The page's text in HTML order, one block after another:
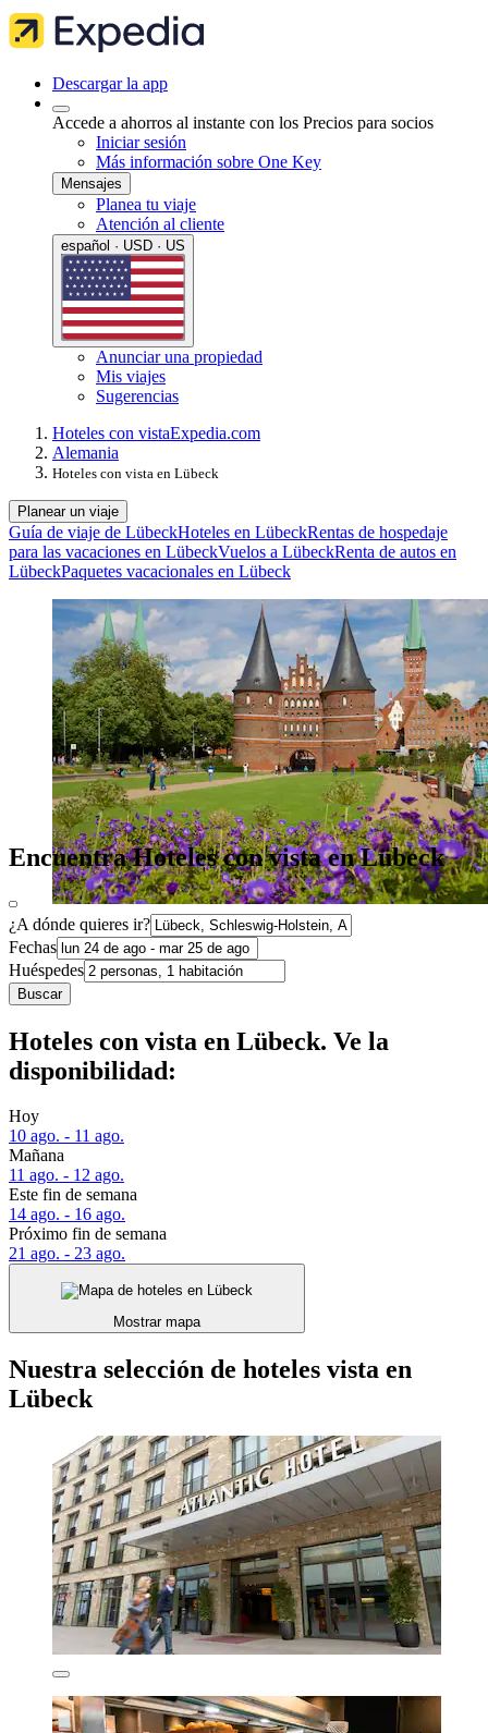
Descargar la app
Accede a ahorros al instante con los Precios para socios
Iniciar sesión
Más información sobre One Key
Mensajes
Planea tu viaje
Atención al cliente
español · USD · US
Anunciar una propiedad
Mis viajes
Sugerencias
Hoteles con vistaExpedia.com
Alemania
Hoteles con vista en Lübeck
Planear un viaje
Guía de viaje de LübeckHoteles en LübeckRentas de hospedaje
para las vacaciones en LübeckVuelos a LübeckRenta de autos en
LübeckPaquetes vacacionales en Lübeck
Encuentra Hoteles con vista en Lübeck
¿A dónde quieres ir?
Fechas
Huéspedes
Buscar
Hoteles con vista en Lübeck. Ve la
disponibilidad:
Hoy
10 ago. - 11 ago.
Mañana
11 ago. - 12 ago.
Este fin de semana
14 ago. - 16 ago.
Próximo fin de semana
21 ago. - 23 ago.
Mostrar mapa
Nuestra selección de hoteles vista en
Lübeck